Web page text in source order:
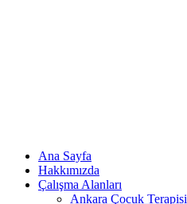
Ana Sayfa
Hakkımızda
Çalışma Alanları
Ankara Çocuk Terapisi